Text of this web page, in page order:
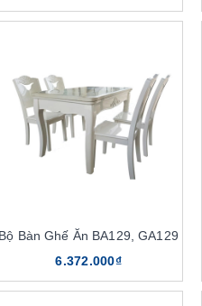
Bộ Bàn Ghế Ăn BA129, GA129
6.372.000₫